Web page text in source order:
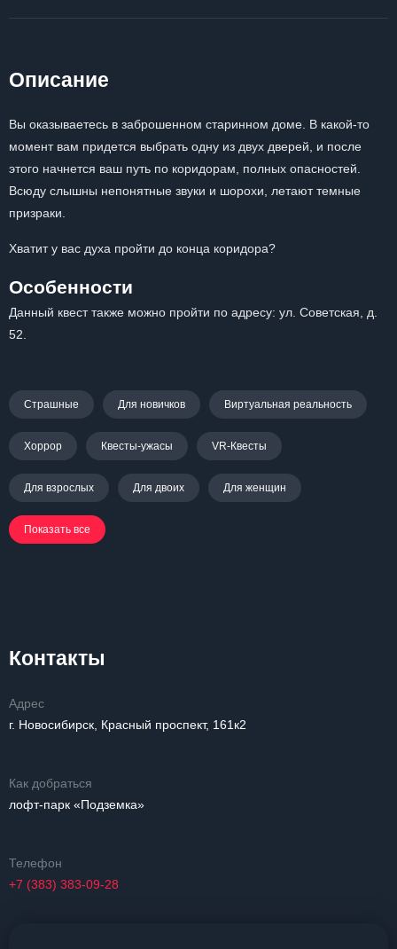
Описание
Вы оказываетесь в заброшенном старинном доме. В какой-то
момент вам придется выбрать одну из двух дверей, и после
этого начнется ваш путь по коридорам, полных опасностей.
Всюду слышны непонятные звуки и шорохи, летают темные
призраки.
Хватит у вас духа пройти до конца коридора?
Особенности
Данный квест также можно пройти по адресу: ул. Советская, д.
52.
Страшные Для новичков Виртуальная реальность
Хоррор Квесты-ужасы VR-Квесты
Для взрослых Для двоих Для женщин
Показать все
Контакты
Адрес
г. Новосибирск, Красный проспект, 161к2
Как добраться
лофт-парк «Подземка»
Телефон
+7 (383) 383-09-28